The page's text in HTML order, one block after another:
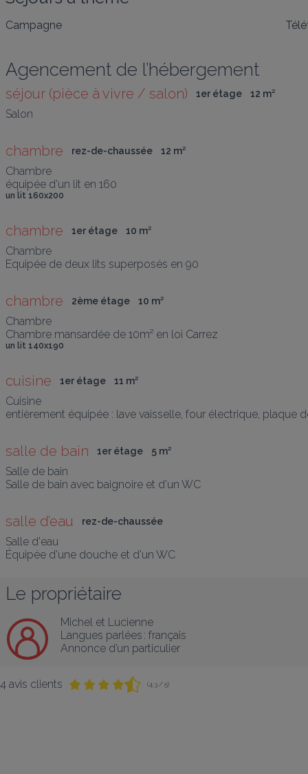
Campagne
Agencement de l’hébergement
séjour (pièce à vivre / salon) 1er étage 12 m²
Salon
chambre rez-de-chaussée 12 m²
Chambre
équipée d'un lit en 160
un lit 160x200
chambre 1er étage 10 m²
Chambre
Equipée de deux lits superposés en 90
chambre 2ème étage 10 m²
Chambre
Chambre mansardée de 10m² en loi Carrez
un lit 140x190
cuisine 1er étage 11 m²
Cuisine
entièrement équipée : lave vaisselle, four électrique,
salle de bain 1er étage 5 m²
Salle de bain
Salle de bain avec baignoire et d'un WC
salle d’eau rez-de-chaussée
Salle d'eau
Équipée d'une douche et d'un WC
Le propriétaire
Michel et Lucienne
Langues parlées : français
Annonce d’un particulier
4 avis clients (4,3 / 5)